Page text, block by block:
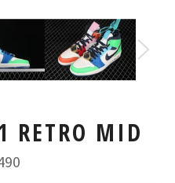
RETRO MID